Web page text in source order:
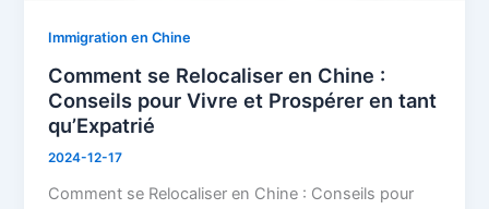
Immigration en Chine
Comment se Relocaliser en Chine :
Conseils pour Vivre et Prospérer en tant
qu’Expatrié
2024-12-17
Comment se Relocaliser en Chine : Conseils pour
en
tant
qu’Expatrié